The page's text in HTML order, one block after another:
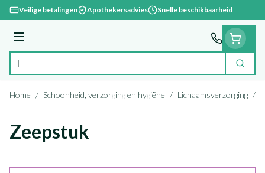
Ga naar de inhoud
Veilige betalingen Apothekersadvies Snelle beschikbaarheid
Menu
Product, merk, categorie... Zoek
Home / Schoonheid, verzorging en hygiëne / Lichaamsverzorging /
Zeepstuk